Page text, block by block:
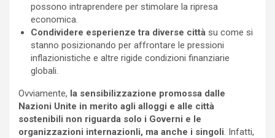
possono intraprendere per stimolare la ripresa
economica.
Condividere esperienze tra diverse città su come si
stanno posizionando per affrontare le pressioni
inflazionistiche e altre rigide condizioni finanziarie
globali.
Ovviamente, la sensibilizzazione promossa dalle
Nazioni Unite in merito agli alloggi e alle città
sostenibili non riguarda solo i Governi e le
organizzazioni internazionli, ma anche i singoli . Infatti,